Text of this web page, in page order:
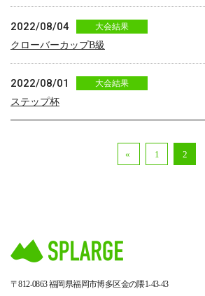
2022/08/04 大会結果
クローバーカップB級
2022/08/01 大会結果
ステップ杯
« 1 2
〒812-0863福岡県福岡市博多区金の隈1-43-43